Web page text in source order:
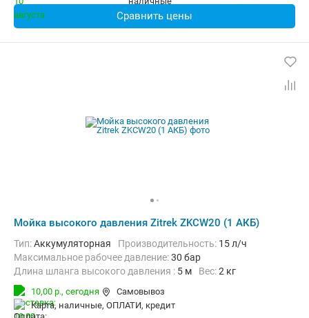
Сравнить цены
Мойка высокого давления Zitrek ZKCW20 (1 АКБ)
Тип:Аккумуляторная Производительность: 15 л/ч
Максимальное рабочее давление:30 бар
Длина шланга высокого давления : 5 м Вес:2 кг
10,00 р., сегодня
Самовывоз
карта, наличные, ОПЛАТИ, кредит